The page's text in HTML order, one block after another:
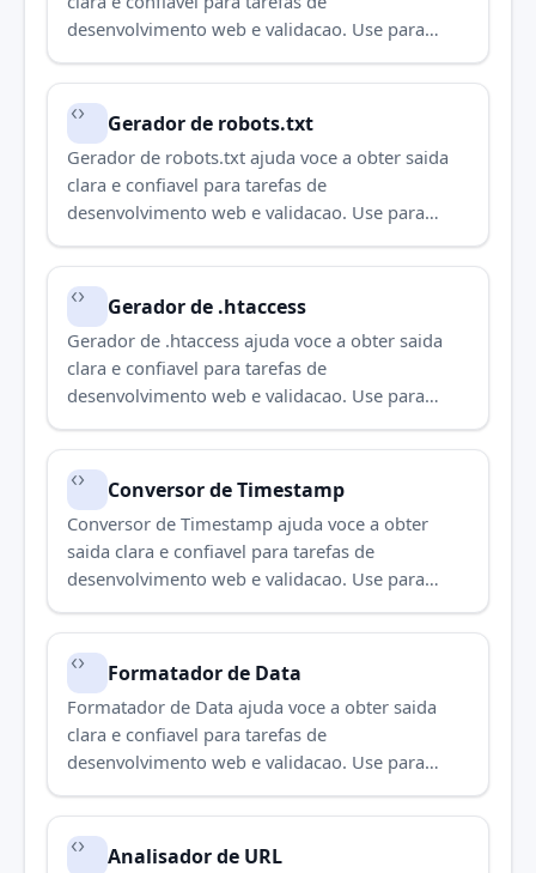
desenvolvimento web e validacao. Use para
concluir a tarefa rapidamente.
Gerador de robots.txt
Gerador de robots.txt ajuda voce a obter saida
clara e confiavel para tarefas de
desenvolvimento web e validacao. Use para
concluir a tarefa rapidamente.
Gerador de .htaccess
Gerador de .htaccess ajuda voce a obter saida
clara e confiavel para tarefas de
desenvolvimento web e validacao. Use para
concluir a tarefa rapidamente.
Conversor de Timestamp
Conversor de Timestamp ajuda voce a obter
saida clara e confiavel para tarefas de
desenvolvimento web e validacao. Use para
concluir a tarefa rapidamente.
Formatador de Data
Formatador de Data ajuda voce a obter saida
clara e confiavel para tarefas de
desenvolvimento web e validacao. Use para
concluir a tarefa rapidamente.
Analisador de URL